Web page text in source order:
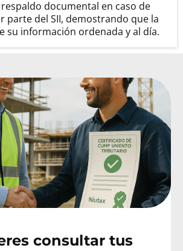
documental en caso de
parte del SII, demostrando que la
su información ordenada y al día.
consultar tus